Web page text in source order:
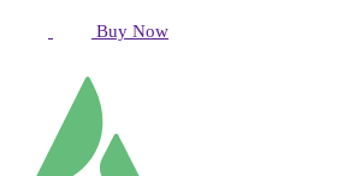
Buy Now